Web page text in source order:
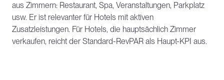
aus Zimmern: Restaurant, Spa, Veranstaltungen, Parkplatz
usw. Er ist relevanter für Hotels mit aktiven
Zusatzleistungen. Für Hotels, die hauptsächlich Zimmer
verkaufen, reicht der Standard-RevPAR als Haupt-KPI aus.